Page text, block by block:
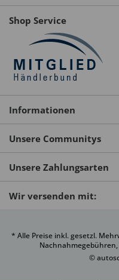
Shop Service
Informationen
Unsere Communitys
Unsere Zahlungsarten
Wir versenden mit:
* Alle Preise inkl. gesetzl.
©